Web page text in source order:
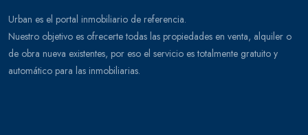
Urban es el portal inmobiliario de referencia.
Nuestro objetivo es ofrecerte todas las propiedades en venta, alquiler o
de obra nueva existentes, por eso el servicio es totalmente gratuito y
automático para las inmobiliarias.